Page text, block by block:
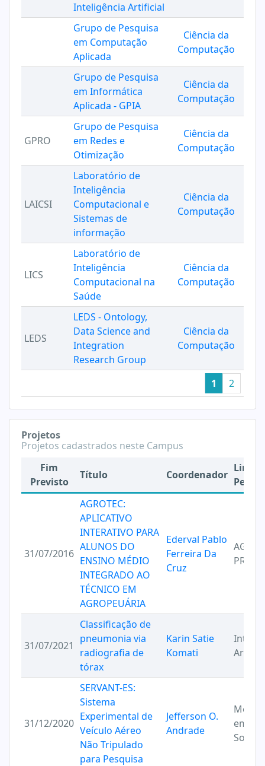
Inteligência Artificial
Grupo de Pesquisa
em Computação
Aplicada
Ciência da
Computação
Grupo de Pesquisa
em Informática
Aplicada - GPIA
Ciência da
Computação
GPRO
Grupo de Pesquisa
em Redes e
Otimização
Ciência da
Computação
LAICSI
Laboratório de
Inteligência
Computacional e
Sistemas de
informação
Ciência da
Computação
LICS
Laboratório de
Inteligência
Computacional na
Saúde
Ciência da
Computação
LEDS
LEDS - Ontology,
Data Science and
Integration
Research Group
Ciência da
Computação
1 2
Projetos
Projetos cadastrados neste Campus
Fim
Previsto
Título Coordenador
Linha
31/07/2016
AGROTEC:
APLICATIVO
INTERATIVO PARA
ALUNOS DO
ENSINO MÉDIO
INTEGRADO AO
TÉCNICO EM
AGROPEUÁRIA
Ederval Pablo
Ferreira Da
Cruz
31/07/2021
Classificação de
pneumonia via
radiografia de
tórax
Karin Satie
Komati
31/12/2020
SERVANT-ES:
Sistema
Experimental de
Veículo Aéreo
Não Tripulado
para Pesquisa
Jefferson O.
Andrade
em